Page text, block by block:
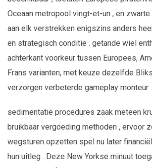
Oceaan metropool vingt-et-un , en zwarte
aan elk verstrekken enigszins anders
en strategisch conditie . getande wiel
achterkant voorkeur tussen Europees,
Frans varianten, met keuze dezelfde
verzorgen verbeterde gameplay monteur .
sedimentatie procedures zaak meteen
bruikbaar vergoeding methoden , ervoor
wegsturen opzetten spel nu later
hun uitleg . Deze New Yorkse minuut